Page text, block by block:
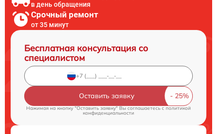
в день обращения
Срочный ремонт
от 35 минут
Бесплатная консультация со
специалистом
Оставить заявку
Нажимая на кнопку "Оставить заявку" Вы соглашаетесь cполитикой
конфиденциальности